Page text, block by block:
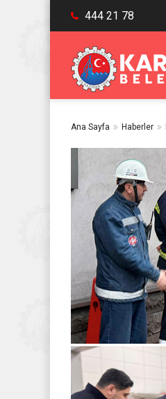
444 21 78
Ana Sayfa Haberler